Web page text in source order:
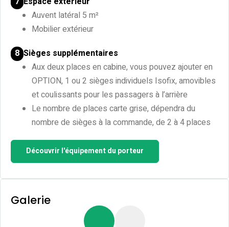
Auvent latéral 5 m²
Mobilier extérieur
8 Sièges supplémentaires
Aux deux places en cabine, vous pouvez ajouter en
OPTION, 1 ou 2 sièges individuels Isofix, amovibles
et coulissants pour les passagers à l’arrière
Le nombre de places carte grise, dépendra du
nombre de sièges à la commande, de 2 à 4 places
Découvrir l'équipement du porteur
Galerie